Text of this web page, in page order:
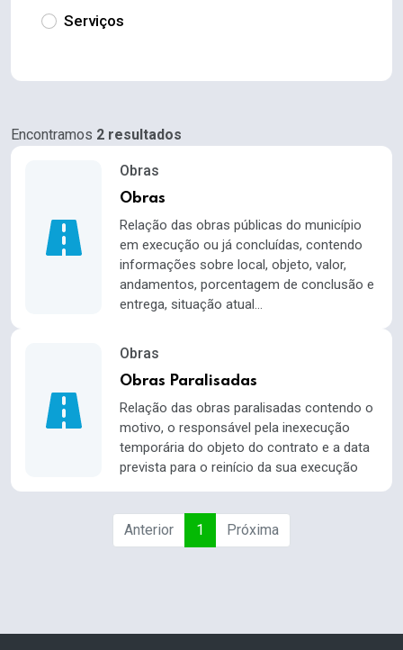
Serviços
Encontramos 2 resultados
Obras
Obras
Relação das obras públicas do município
em execução ou já concluídas, contendo
informações sobre local, objeto, valor,
andamentos, porcentagem de conclusão e
entrega, situação atual...
Obras
Obras Paralisadas
Relação das obras paralisadas contendo o
motivo, o responsável pela inexecução
temporária do objeto do contrato e a data
prevista para o reinício da sua execução
Anterior 1 Próxima